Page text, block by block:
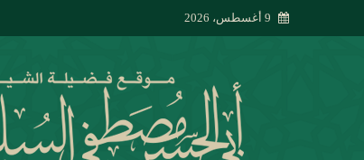
9 أغسطس، 2026